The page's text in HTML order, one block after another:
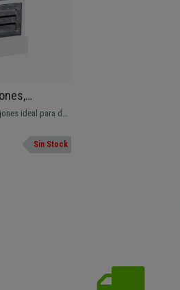
color Blanco
ideal para dar
Sin Stock